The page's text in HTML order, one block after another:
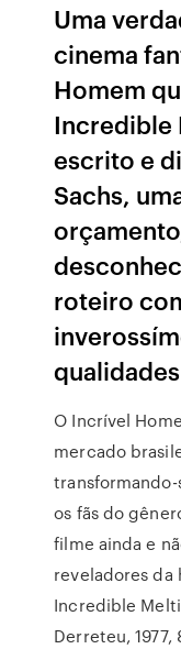
Uma
cinema
Homem
Incredible
escrito e
Sachs,
roteiro
O Incrível
mercado
os fãs do
filme ainda e
reveladores da
Incredible
Derreteu,